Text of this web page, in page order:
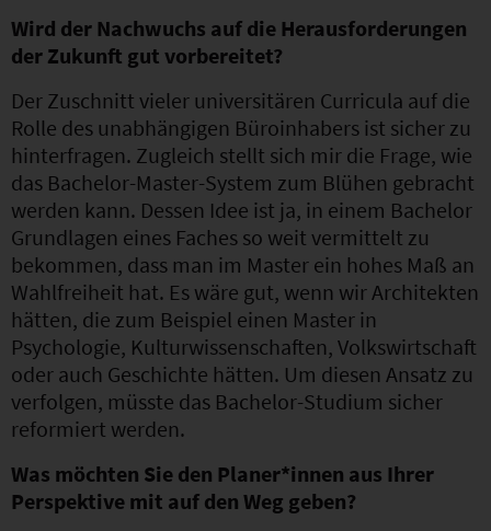
Wird der Nachwuchs auf die Herausforderungen
der Zukunft gut vorbereitet?
Der Zuschnitt vieler universitären Curricula auf die
Rolle des unabhängigen Büroinhabers ist sicher zu
hinterfragen. Zugleich stellt sich mir die Frage, wie
das Bachelor-Master-System zum Blühen gebracht
werden kann. Dessen Idee ist ja, in einem Bachelor
Grundlagen eines Faches so weit vermittelt zu
bekommen, dass man im Master ein hohes Maß an
Wahlfreiheit hat. Es wäre gut, wenn wir Architekten
hätten, die zum Beispiel einen Master in
Psychologie, Kulturwissenschaften, Volkswirtschaft
oder auch Geschichte hätten. Um diesen Ansatz zu
verfolgen, müsste das Bachelor-Studium sicher
reformiert werden.
Was möchten Sie den Planer*innen aus Ihrer
Perspektive mit auf den Weg geben?